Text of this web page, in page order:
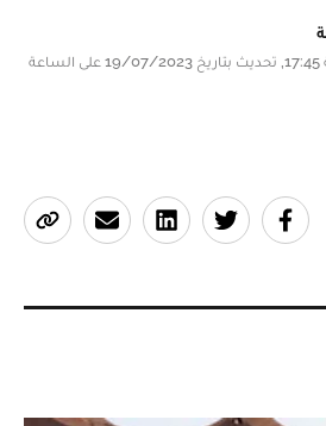
في 19/07/2023 على الساعة 17:45, تحديث بتاريخ 19/07/2023 على الساعة